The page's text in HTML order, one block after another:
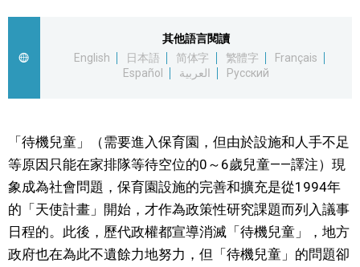
日本入門
政治外交
財經
文化
科學技術
其他語言閱讀
English
日本語 简体字 繁體字
Français
Español
العربية Русский
「待機兒童」（需要進入保育園，但由於設施和人手不足
等原因只能在家排隊等待空位的0～6歲兒童——譯注）現
象成為社會問題，保育園設施的完善和擴充是從1994年
的「天使計畫」開始，才作為政策性研究課題而列入議事
日程的。此後，歷代政權都宣導消滅「待機兒童」，地方
政府也在為此不遺餘力地努力，但「待機兒童」的問題卻